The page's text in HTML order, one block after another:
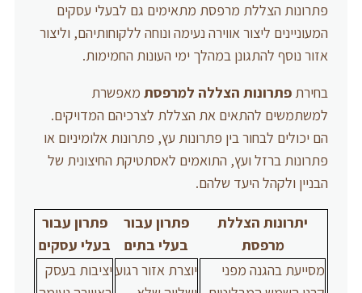
פתרונות הצללת מרפסת מתאימים גם לבעלי עסקים
המעוניינים ליצור אווירה נעימה ונוחה ללקוחותיהם, וליצור
אזור נוסף להתגונן במהלך ימי העונות החמימות.
בחירת פתרונות הצללה למרפסתמאפשרת
למשתמשים להתאים את הצללת לצרכיהם המדויקים.
הם יכולים לבחור בין פתרונות עץ, פתרונות אלומיניום או
פתרונות ברזל ועץ, התואמים לאסתטיקת החיצונית של
הבניין ולקהל היעד שלהם.
יתרונות הצללת
מרפסת
פתרון עבור
בעלי בתים
פתרון עבור
בעלי עסקים
מסייעת בהגנה מפני
יוצרת אזור רגוע יציבות בעסק